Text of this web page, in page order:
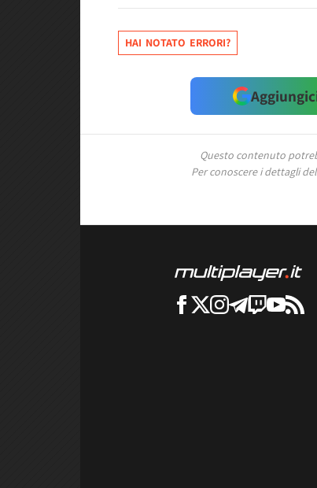
HAI NOTATO ERRORI?
Questo contenuto
Per conoscere i dettagli